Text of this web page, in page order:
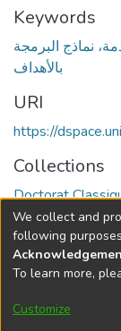
Keywords
نماذج البرمجة
بالأهداف
URI
https://
Collections
Doctorat
Full item
DSpace
Cookie
We collect and
following
To learn more,
Customize